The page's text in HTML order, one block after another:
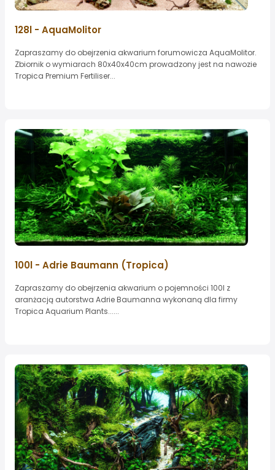
128l - AquaMolitor
Zapraszamy do obejrzenia akwarium forumowicza AquaMolitor.
Zbiornik o wymiarach 80x40x40cm prowadzony jest na nawozie
Tropica Premium Fertiliser...
100l - Adrie Baumann (Tropica)
Zapraszamy do obejrzenia akwarium o pojemności 100l z
aranżacją autorstwa Adrie Baumanna wykonaną dla firmy
Tropica Aquarium Plants......